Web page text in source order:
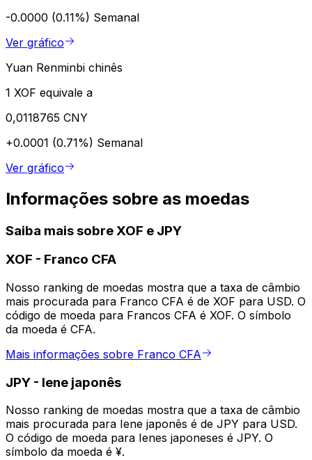
-0.0000 (0.11%) Semanal
Ver gráfico
Yuan Renminbi chinês
1 XOF equivale a
0,0118765 CNY
+0.0001 (0.71%) Semanal
Ver gráfico
Informações sobre as moedas
Saiba mais sobre XOF e JPY
XOF - Franco CFA
Nosso ranking de moedas mostra que a taxa de câmbio
mais procurada para Franco CFA é de XOF para USD. O
código de moeda para Francos CFA é XOF. O símbolo
da moeda é CFA.
Mais informações sobre Franco CFA
JPY - Iene japonês
Nosso ranking de moedas mostra que a taxa de câmbio
mais procurada para Iene japonês é de JPY para USD.
O código de moeda para Ienes japoneses é JPY. O
símbolo da moeda é ¥.